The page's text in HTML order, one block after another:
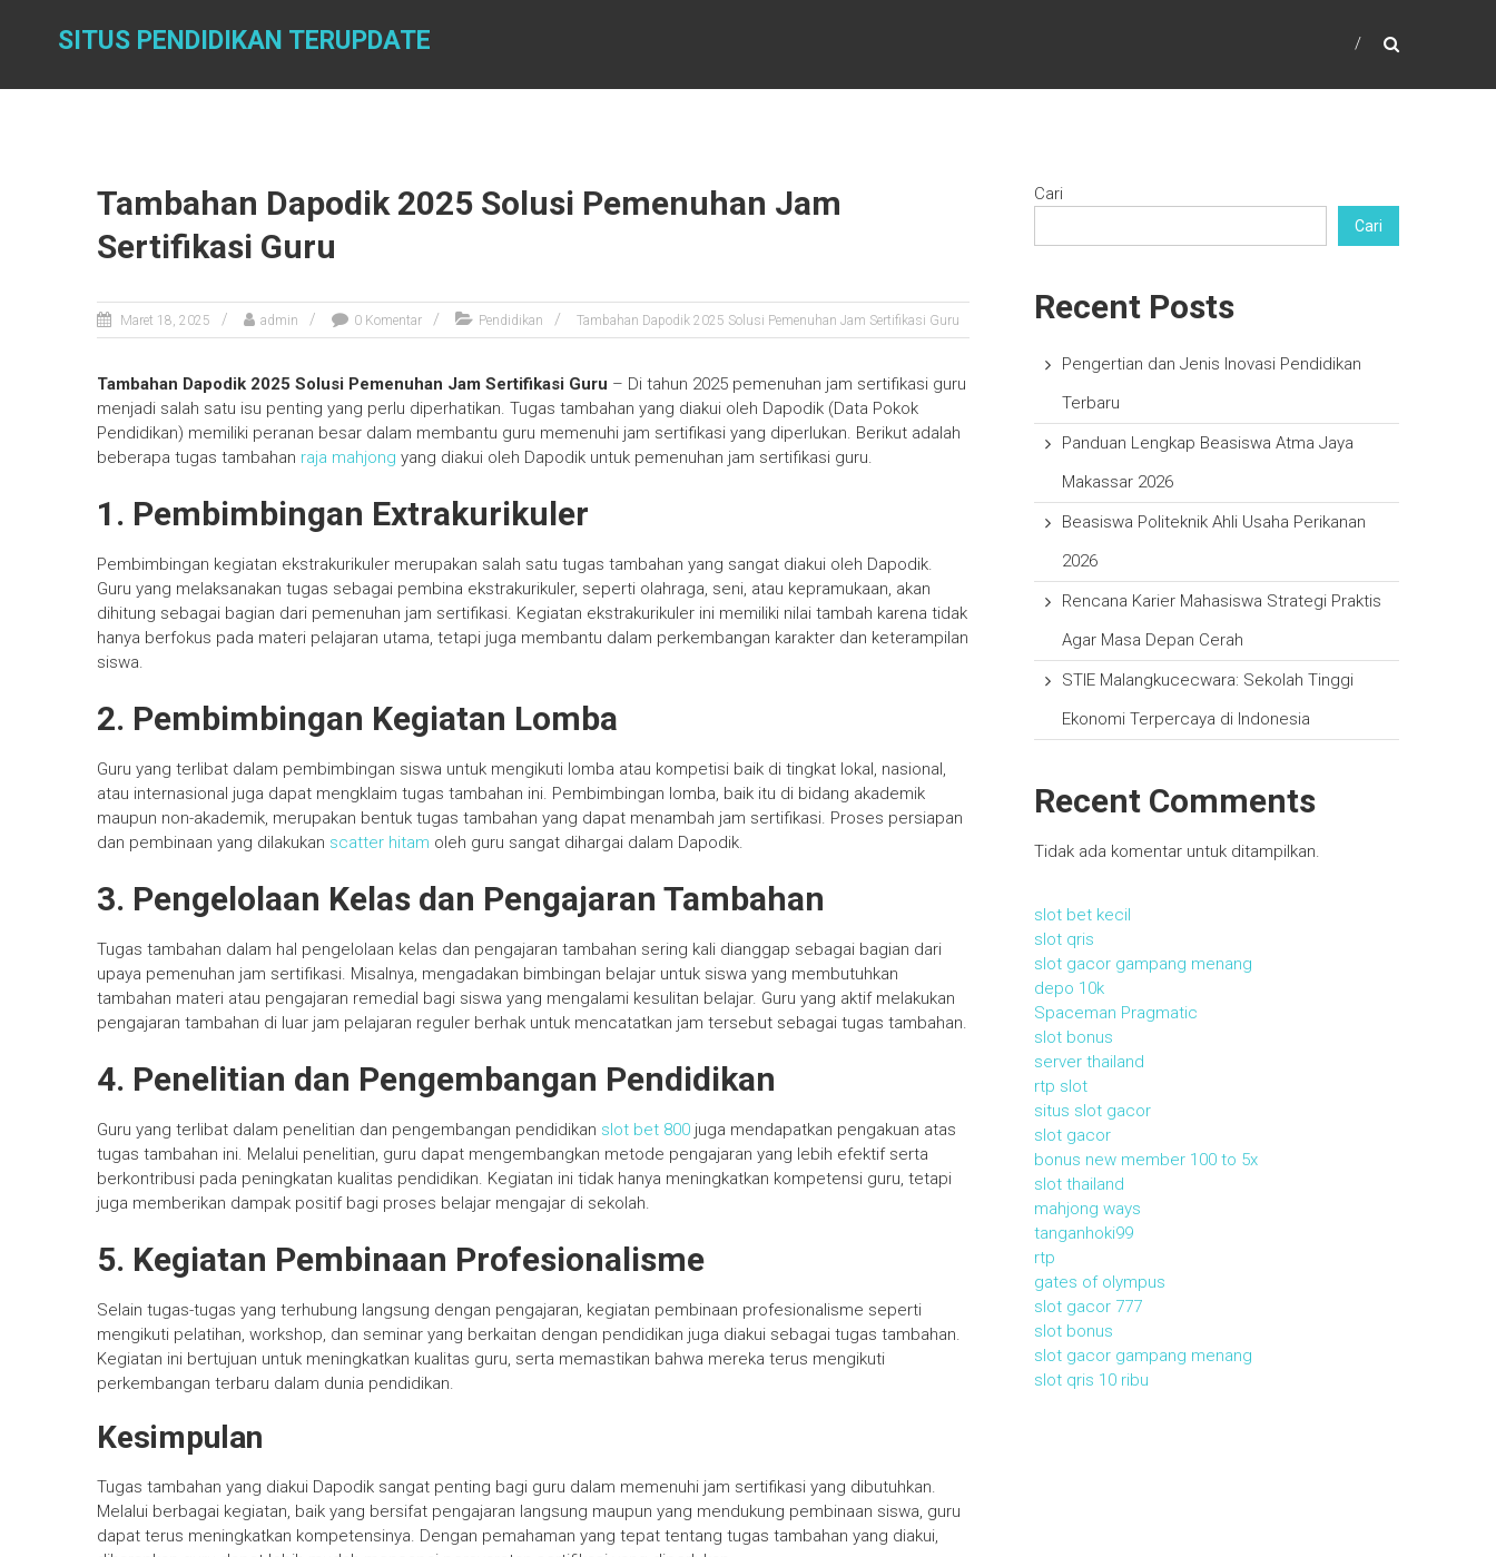
SITUS PENDIDIKAN TERUPDATE
Tambahan Dapodik 2025 Solusi Pemenuhan Jam
Sertifikasi Guru
Maret 18, 2025 admin 0 Komentar Pendidikan Tambahan Dapodik 2025 Solusi Pemenuhan Jam Sertifikasi Guru
Tambahan Dapodik 2025 Solusi Pemenuhan Jam Sertifikasi Guru – Di tahun 2025 pemenuhan jam sertifikasi guru
menjadi salah satu isu penting yang perlu diperhatikan. Tugas tambahan yang diakui oleh Dapodik (Data Pokok
Pendidikan) memiliki peranan besar dalam membantu guru memenuhi jam sertifikasi yang diperlukan. Berikut adalah
beberapa tugas tambahan raja mahjong yang diakui oleh Dapodik untuk pemenuhan jam sertifikasi guru.
1. Pembimbingan Extrakurikuler
Pembimbingan kegiatan ekstrakurikuler merupakan salah satu tugas tambahan yang sangat diakui oleh Dapodik.
Guru yang melaksanakan tugas sebagai pembina ekstrakurikuler, seperti olahraga, seni, atau kepramukaan, akan
dihitung sebagai bagian dari pemenuhan jam sertifikasi. Kegiatan ekstrakurikuler ini memiliki nilai tambah karena tidak
hanya berfokus pada materi pelajaran utama, tetapi juga membantu dalam perkembangan karakter dan keterampilan
siswa.
2. Pembimbingan Kegiatan Lomba
Guru yang terlibat dalam pembimbingan siswa untuk mengikuti lomba atau kompetisi baik di tingkat lokal, nasional,
atau internasional juga dapat mengklaim tugas tambahan ini. Pembimbingan lomba, baik itu di bidang akademik
maupun non-akademik, merupakan bentuk tugas tambahan yang dapat menambah jam sertifikasi. Proses persiapan
dan pembinaan yang dilakukan scatter hitam oleh guru sangat dihargai dalam Dapodik.
3. Pengelolaan Kelas dan Pengajaran Tambahan
Tugas tambahan dalam hal pengelolaan kelas dan pengajaran tambahan sering kali dianggap sebagai bagian dari
upaya pemenuhan jam sertifikasi. Misalnya, mengadakan bimbingan belajar untuk siswa yang membutuhkan
tambahan materi atau pengajaran remedial bagi siswa yang mengalami kesulitan belajar. Guru yang aktif melakukan
pengajaran tambahan di luar jam pelajaran reguler berhak untuk mencatatkan jam tersebut sebagai tugas tambahan.
4. Penelitian dan Pengembangan Pendidikan
Guru yang terlibat dalam penelitian dan pengembangan pendidikan slot bet 800 juga mendapatkan pengakuan atas
tugas tambahan ini. Melalui penelitian, guru dapat mengembangkan metode pengajaran yang lebih efektif serta
berkontribusi pada peningkatan kualitas pendidikan. Kegiatan ini tidak hanya meningkatkan kompetensi guru, tetapi
juga memberikan dampak positif bagi proses belajar mengajar di sekolah.
5. Kegiatan Pembinaan Profesionalisme
Selain tugas-tugas yang terhubung langsung dengan pengajaran, kegiatan pembinaan profesionalisme seperti
mengikuti pelatihan, workshop, dan seminar yang berkaitan dengan pendidikan juga diakui sebagai tugas tambahan.
Kegiatan ini bertujuan untuk meningkatkan kualitas guru, serta memastikan bahwa mereka terus mengikuti
perkembangan terbaru dalam dunia pendidikan.
Kesimpulan
Tugas tambahan yang diakui Dapodik sangat penting bagi guru dalam memenuhi jam sertifikasi yang dibutuhkan.
Melalui berbagai kegiatan, baik yang bersifat pengajaran langsung maupun yang mendukung pembinaan siswa, guru
dapat terus meningkatkan kompetensinya. Dengan pemahaman yang tepat tentang tugas tambahan yang diakui,
Cari
Cari
Recent Posts
Pengertian dan Jenis Inovasi Pendidikan
Terbaru
Panduan Lengkap Beasiswa Atma Jaya
Makassar 2026
Beasiswa Politeknik Ahli Usaha Perikanan
2026
Rencana Karier Mahasiswa Strategi Praktis
Agar Masa Depan Cerah
STIE Malangkucecwara: Sekolah Tinggi
Ekonomi Terpercaya di Indonesia
Recent Comments
Tidak ada komentar untuk ditampilkan.
slot bet kecil
slot qris
slot gacor gampang menang
depo 10k
Spaceman Pragmatic
slot bonus
server thailand
rtp slot
situs slot gacor
slot gacor
bonus new member 100 to 5x
slot thailand
mahjong ways
tanganhoki99
rtp
gates of olympus
slot gacor 777
slot bonus
slot gacor gampang menang
slot qris 10 ribu